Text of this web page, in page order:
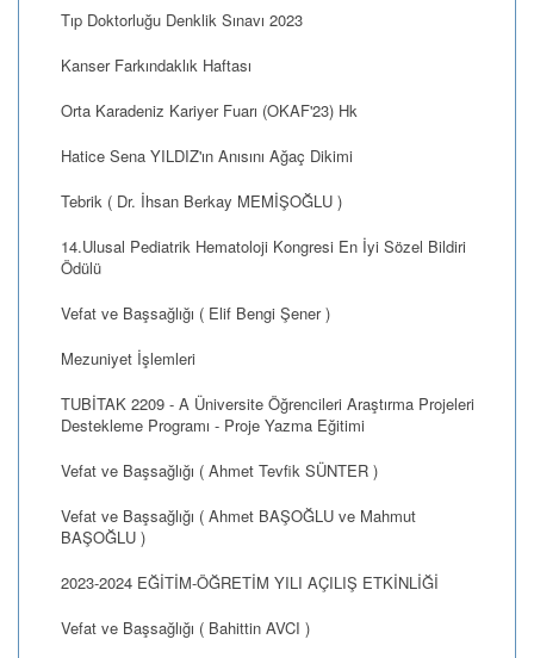
Tıp Doktorluğu Denklik Sınavı 2023
Kanser Farkındaklık Haftası
Orta Karadeniz Kariyer Fuarı (OKAF'23) Hk
Hatice Sena YILDIZ'ın Anısını Ağaç Dikimi
Tebrik ( Dr. İhsan Berkay MEMİŞOĞLU )
14.Ulusal Pediatrik Hematoloji Kongresi En İyi Sözel Bildiri
Ödülü
Vefat ve Başsağlığı ( Elif Bengi Şener )
Mezuniyet İşlemleri
TUBİTAK 2209 - A Üniversite Öğrencileri Araştırma Projeleri
Destekleme Programı - Proje Yazma Eğitimi
Vefat ve Başsağlığı ( Ahmet Tevfik SÜNTER )
Vefat ve Başsağlığı ( Ahmet BAŞOĞLU ve Mahmut
BAŞOĞLU )
2023-2024 EĞİTİM-ÖĞRETİM YILI AÇILIŞ ETKİNLİĞİ
Vefat ve Başsağlığı ( Bahittin AVCI )